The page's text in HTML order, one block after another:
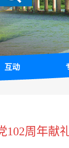
互动
102周年献